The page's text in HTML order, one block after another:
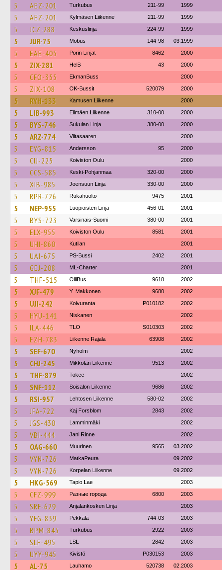
5 AEZ-201 Turkubus 211-99 1999
5 AEZ-201 Kylmäsen Liikenne 211-99 1999
5 JCZ-288 Keskuslinja 224-99 1999
5 JUR-75 Mobus 144-98 03.1999
5 EAE-405 Porin Linjat 8462 2000
5 ZIX-281 HelB 43 2000
5 CFO-355 EkmanBuss 2000
5 ZIX-108 OK-Bussit 520079 2000
5 RYH-133 Kamusen Liikenne 2000
5 LIB-993 Elimäen Liikenne 310-00 2000
5 BYS-746 Sukulan Linja 380-00 2000
5 ARZ-774 Viitasaaren 2000
5 EYG-815 Andersson 95 2000
5 CIJ-225 Koiviston Oulu 2000
5 CCS-585 Keski-Pohjanmaa 320-00 2000
5 XIB-985 Joensuun Linja 330-00 2000
5 RPR-726 Rukahuolto 9475 2001
5 NEP-955 Luopioisten Linja 456-01 2001
5 BYS-723 Varsinais-Suomi 380-00 2001
5 ELX-955 Koiviston Oulu 8581 2001
5 UHI-860 Kutilan 2001
5 UAI-675 PS-Bussi 2402 2001
5 GEJ-208 ML-Charter 2001
5 THF-515 OlliBus 9618 2002
5 XJF-479 Y. Makkonen 9680 2002
5 UJI-242 Koivuranta P010182 2002
5 HYU-141 Niskanen 2002
5 ILA-446 TLO S010303 2002
5 EZH-783 Liikenne Rajala 63908 2002
5 SEF-670 Nyholm 2002
5 CHJ-245 Mikkolan Liikenne 9513 2002
5 THF-879 Tokee 2002
5 SNF-112 Soisalon Liikenne 9686 2002
5 RSI-957 Lehtosen Liikenne 580-02 2002
5 JFA-722 Kaj Forsblom 2843 2002
5 JGS-430 Lamminmäki 2002
5 VBI-444 Jani Rinne 2002
5 OAG-660 Muurinen 9565 03.2002
5 VYN-726 MatkaPeura 09.2002
5 VYN-726 Korpelan Liikenne 09.2002
5 HKG-569 Tapio Lae 2003
5 CFZ-999 Разные города 6800 2003
5 SRF-629 Anjalankosken Linja 2003
5 YFG-839 Pekkala 744-03 2003
5 BPM-845 Turkubus 2922 2003
5 SLF-495 LSL 2842 2003
5 UYY-945 Kivistö P030153 2003
5 AL-75 Lauhamo 520738 02.2003